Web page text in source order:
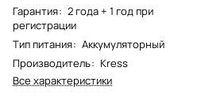
Гарантия: 2 года + 1 год при
регистрации
Тип питания: Аккумуляторный
Производитель: Kress
Все характеристики